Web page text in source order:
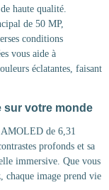
haute qualité.
de 50 MP,
conditions
vous aide à
éclatantes, faisant
sur votre monde
AMOLED de 6,31
profonds et sa
immersive. Que vous
chaque image prend vie